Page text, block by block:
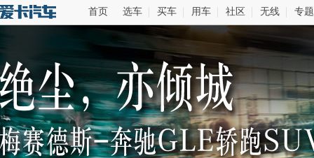
首页 选车 买车 用车 社区 无线 专题